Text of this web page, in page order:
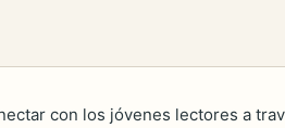
con los jóvenes lectores a